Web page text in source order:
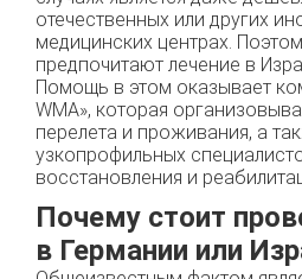
отечественных или других
медицинских центрах.
предпочитают лечение в
Помощь в этом оказывает
WMA», которая
перелета и проживания, а
узкопрофильных
восстановления и
Почему стоит
в Германии или